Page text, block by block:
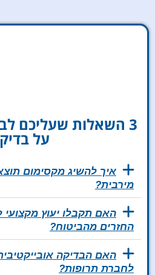
3 השאלות שעליכם
על
איך להשיג מקסימום
מירבית?
האם תקבלו יעוץ מקצועי
החזרים מהביטוח?
האם הבדיקה
לחברת תרופות?